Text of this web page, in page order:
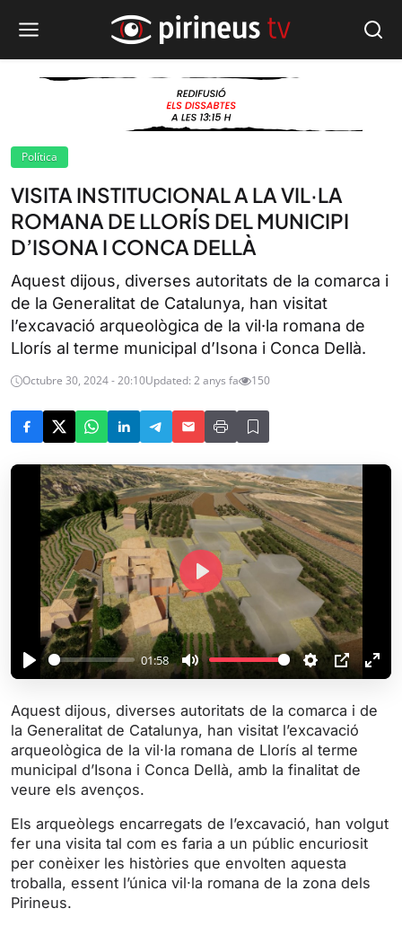
Política
VISITA INSTITUCIONAL A LA VIL·LA
ROMANA DE LLORÍS DEL MUNICIPI
D’ISONA I CONCA DELLÀ
Aquest dijous, diverses autoritats de la comarca i
de la Generalitat de Catalunya, han visitat
l’excavació arqueològica de la vil·la romana de
Llorís al terme municipal d’Isona i Conca Dellà.
Octubre 30, 2024 - 20:10Updated: 2 anys fa 150
P
a
y
01:58
M
t
e
S
t
t
i
P
P
E
l
P
l
a
y
Aquest dijous, diverses autoritats de la comarca i de
la Generalitat de Catalunya, han visitat l’excavació
arqueològica de la vil·la romana de Llorís al terme
municipal d’Isona i Conca Dellà, amb la finalitat de
veure els avenços.
Els arqueòlegs encarregats de l’excavació, han volgut
fer una visita tal com es faria a un públic encuriosit
per conèixer les històries que envolten aquesta
troballa, essent l’única vil·la romana de la zona dels
Pirineus.